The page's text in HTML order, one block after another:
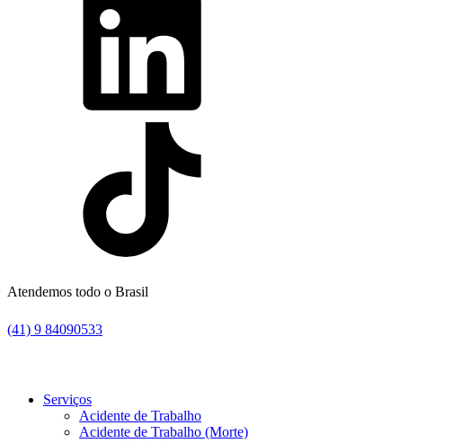
Atendemos todo o Brasil
(41) 9 84090533
Serviços
Acidente de Trabalho
Acidente de Trabalho (Morte)